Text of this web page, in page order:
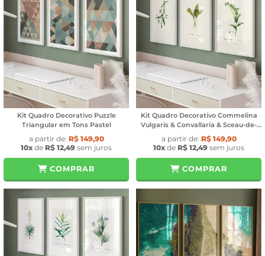
Kit Quadro Decorativo Puzzle
Triangular em Tons Pastel
a partir de: R$ 149,90
10x de R$ 12,49 sem juros
COMPRAR
Kit Quadro Decorativo Commelina
Vulgaris & Convallaria & Sceau-de-
Salomon
a partir de: R$ 149,90
10x de R$ 12,49 sem juros
COMPRAR